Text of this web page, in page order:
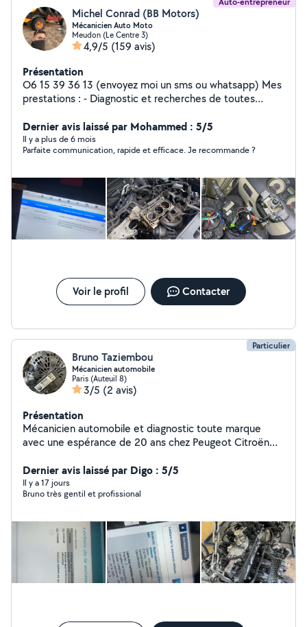
Michel Conrad (BB Motors)
Mécanicien Auto Moto
Meudon (Le Centre 3)
4,9/5 (159 avis)
Présentation
O6 15 39 36 13 (envoyez moi un sms ou whatsapp) Mes
prestations : - Diagnostic et recherches de toutes
Moto Quad Buggy Can-Am toutes marques toutes
cylindrées. Ma spécialité est le diagnostic - Petite
mécanique : vidange révisions, filtres, freinage, kit chaîne
discussion Dépannage express pour toutes pannes ou
soucis, Régénération FAP, Tension de chaîne moto,
Scooter 2t, Inspection de véhicule avant achat..
Plusieurs années d'expérience et prix honnêtes. Je me
déplace ou reçoit à l'atelier. Je peux fournir les pieces
adéquate.
Dernier avis laissé par Mohammed : 5/5
Il y a plus de 6 mois
Parfaite communication, rapide et efficace. Je recommande ?
Voir le profil Contacter
Particulier
Bruno Taziembou
Mécanicien automobile
Paris (Auteuil 8)
3/5 (2 avis)
Présentation
Mécanicien automobile et diagnostic toute marque
avec une espérance de 20 ans chez Peugeot Citroën
d'embrayage spécialiste des moteurs pure- tech
Dernier avis laissé par Digo : 5/5
Il y a 17 jours
Bruno très gentil et profissional